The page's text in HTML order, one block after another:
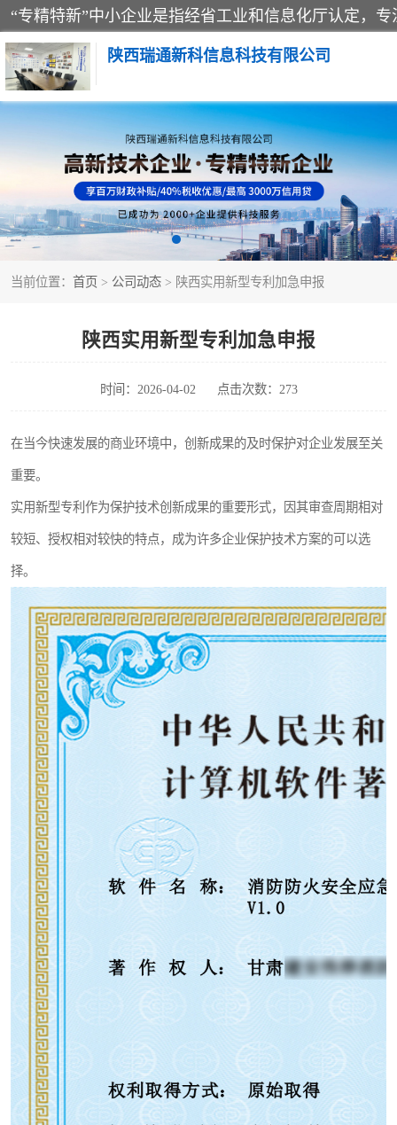
陕西瑞通新科信息科技有限公司
当前位置： 首页 > 公司动态 > 陕西实用新型专利加急申报
陕西实用新型专利加急申报
时间：2026-04-02 点击次数：273
在当今快速发展的商业环境中，创新成果的及时保护对企业发展至关
重要。
实用新型专利作为保护技术创新成果的重要形式，因其审查周期相对
较短、授权相对较快的特点，成为许多企业保护技术方案的可以选
择。